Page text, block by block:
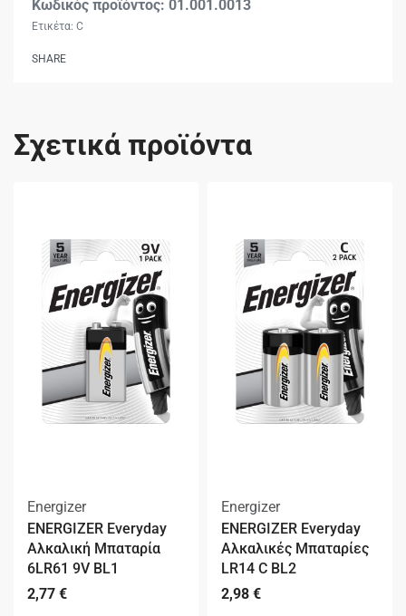
01.001.0013
Ετικέτα: C
SHARE
Σχετικά προϊόντα
Energizer
ENERGIZER Everyday
Αλκαλική Μπαταρία
6LR61 9V BL1
2,77 €
Energizer
ENERGIZER Everyday
Αλκαλικές Μπαταρίες
LR14 C BL2
2,98 €